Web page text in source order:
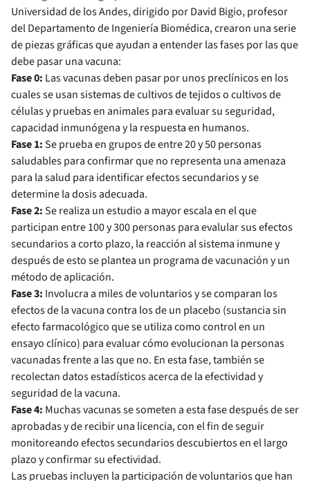
Universidad de los Andes, dirigido por David Bigio, profesor
del Departamento de Ingeniería Biomédica, crearon una serie
de piezas gráficas que ayudan a entender las fases por las que
debe pasar una vacuna:
Fase 0: Las vacunas deben pasar por unos preclínicos en los
cuales se usan sistemas de cultivos de tejidos o cultivos de
células y pruebas en animales para evaluar su seguridad,
capacidad inmunógena y la respuesta en humanos.
Fase 1:Se prueba en grupos de entre 20 y 50 personas
saludables para confirmar que no representa una amenaza
para la salud para identificar efectos secundarios y se
determine la dosis adecuada.
Fase 2:Se realiza un estudio a mayor escala en el que
participan entre 100 y 300 personas para evalular sus efectos
secundarios a corto plazo, la reacción al sistema inmune y
después de esto se plantea un programa de vacunación y un
método de aplicación.
Fase 3: Involucra a miles de voluntarios y se comparan los
efectos de la vacuna contra los de un placebo (sustancia sin
efecto farmacológico que se utiliza como control en un
ensayo clínico) para evaluar cómo evolucionan la personas
vacunadas frente a las que no. En esta fase, también se
recolectan datos estadísticos acerca de la efectividad y
seguridad de la vacuna.
Fase 4: Muchas vacunas se someten a esta fase después de ser
aprobadas y de recibir una licencia, con el fin de seguir
monitoreando efectos secundarios descubiertos en el largo
plazo y confirmar su efectividad.
Las pruebas incluyen la participación de voluntarios que han